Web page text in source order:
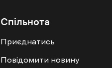
Спільнота
Приєднатись
Повідомити новину